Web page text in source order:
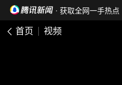
· 获取全网一手热点
首页 视频